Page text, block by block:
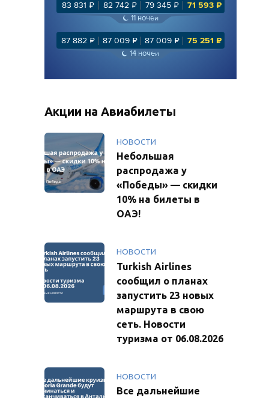
83 831 ₽ 82 742 ₽ 79 345 ₽ 71 593₽
11 ночей
87 882₽ 87 009 ₽ 87 009 ₽ 75 251 ₽
14 ночей
Акции на Авиабилеты
НОВОСТИ
Небольшая
распродажа у
«Победы» — скидки
10% на билеты в
ОАЭ!
НОВОСТИ
Turkish Airlines
сообщил о планах
запустить 23 новых
маршрута в свою
сеть. Новости
туризма от 06.08.2026
НОВОСТИ
Все дальнейшие